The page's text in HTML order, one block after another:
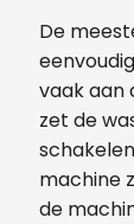
De
vaak aan
zet de
machine
de